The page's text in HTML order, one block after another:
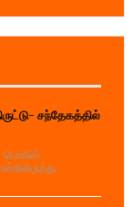
சந்தேகத்தில்
பொலிஸ்